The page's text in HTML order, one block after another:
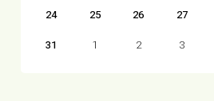
24
25 26 27
31
1 2 3